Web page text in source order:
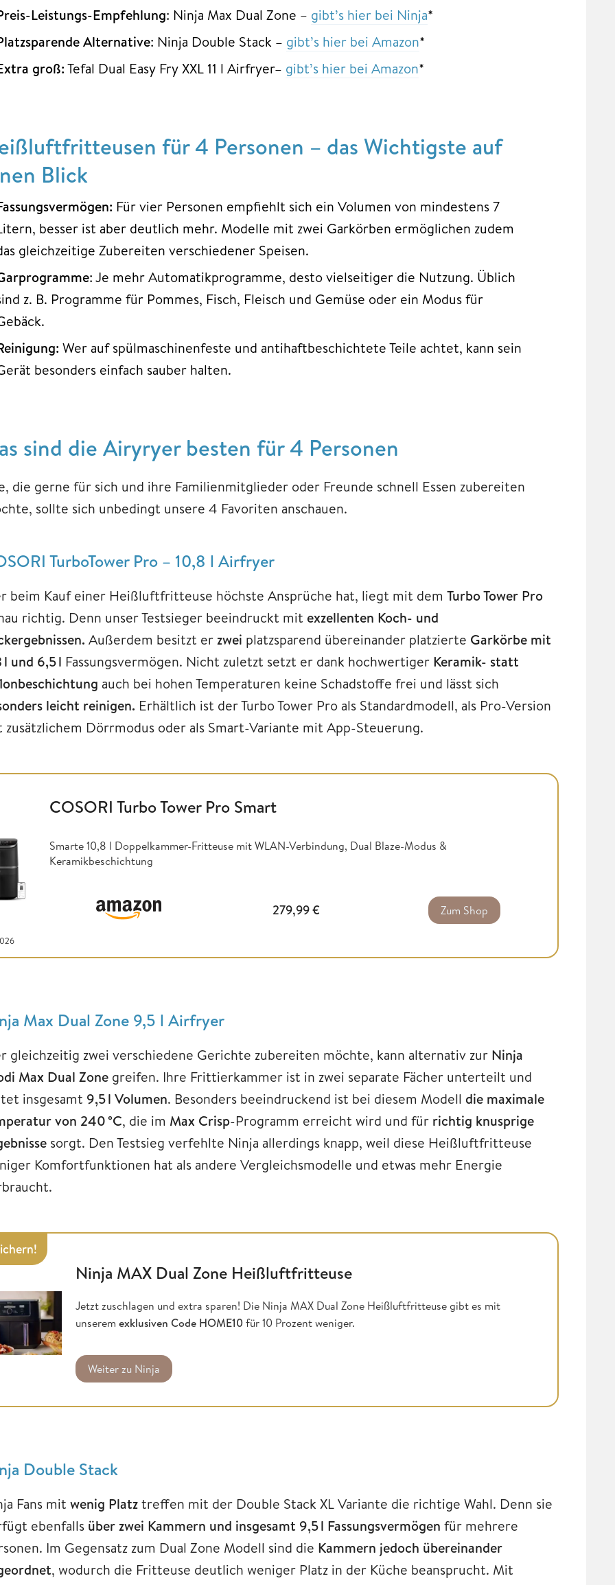
Leistungs-Empfehlung: Ninja Max Dual Zone – gibt’s hier bei Ninja*
Alternative: Ninja Double Stack – gibt’s hier bei Amazon*
groß:Tefal Dual Easy Fry XXL 11 l Airfryer– gibt’s hier bei Amazon*
für 4 Personen – das Wichtigste auf
Blick
Für vier Personen empfiehlt sich ein Volumen von mindestens 7
besser ist aber deutlich mehr. Modelle mit zwei Garkörben ermöglichen zudem
gleichzeitige Zubereiten verschiedener Speisen.
: Je mehr Automatikprogramme, desto vielseitiger die Nutzung. Üblich
z. B. Programme für Pommes, Fisch, Fleisch und Gemüse oder ein Modus für
Wer auf spülmaschinenfeste und antihaftbeschichtete Teile achtet, kann sein
besonders einfach sauber halten.
sind die Airyryer besten für 4 Personen
die gerne für sich und ihre Familienmitglieder oder Freunde schnell Essen zubereiten
sollte sich unbedingt unsere 4 Favoriten anschauen.
TurboTower Pro – 10,8 l Airfryer
beim Kauf einer Heißluftfritteuse höchste Ansprüche hat, liegt mit dem Turbo Tower Pro
richtig. Denn unser Testsieger beeindruckt mit exzellenten Koch- und
Außerdem besitzt erzwei platzsparend übereinander platzierte Garkörbe mit
l und 6,5 l Fassungsvermögen. Nicht zuletzt setzt er dank hochwertiger Keramik- statt
auch bei hohen Temperaturen keine Schadstoffe frei und lässt sich
leicht reinigen. Erhältlich ist der Turbo Tower Pro als Standardmodell, als Pro-Version
zusätzlichem Dörrmodus oder als Smart-Variante mit App-Steuerung.
COSORI Turbo Tower Pro Smart
Smarte 10,8 l Doppelkammer-Fritteuse mit WLAN-Verbindung, Dual Blaze-Modus &
Keramikbeschichtung
279,99€ Zum Shop
Max Dual Zone 9,5 l Airfryer
gleichzeitig zwei verschiedene Gerichte zubereiten möchte, kann alternativ zur Ninja
Max Dual Zone greifen. Ihre Frittierkammer ist in zwei separate Fächer unterteilt und
insgesamt 9,5 l Volumen. Besonders beeindruckend ist bei diesem Modell die maximale
von 240 °C, die im Max Crisp-Programm erreicht wird und für richtig knusprige
sorgt. Den Testsieg verfehlte Ninja allerdings knapp, weil diese Heißluftfritteuse
Komfortfunktionen hat als andere Vergleichsmodelle und etwas mehr Energie
Ninja MAX Dual Zone Heißluftfritteuse
Jetzt zuschlagen und extra sparen! Die Ninja MAX Dual Zone Heißluftfritteuse gibt es mit
unseremexklusiven Code HOME10für 10 Prozent weniger.
Weiter zu Ninja
Double Stack
Fans mit wenig Platztreffen mit der Double Stack XL Variante die richtige Wahl. Denn sie
ebenfalls über zwei Kammern und insgesamt 9,5 l Fassungsvermögen für mehrere
Im Gegensatz zum Dual Zone Modell sind die Kammern jedoch übereinander
, wodurch die Fritteuse deutlich weniger Platz in der Küche beansprucht. Mit